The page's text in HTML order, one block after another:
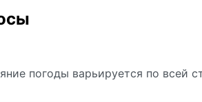
погоды варьируется по всей